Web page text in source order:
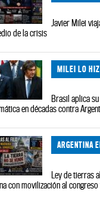
Javier Milei
de la crisis
MILEI LO
Brasil aplica
en décadas contra
ARGENTINA
Ley de tierras
con movilización al